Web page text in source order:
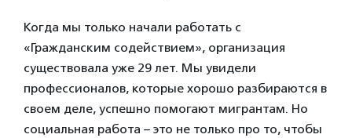
Когда мы только начали работать с
«Гражданским содействием», организация
существовала уже 29 лет. Мы увидели
профессионалов, которые хорошо разбираются в
своем деле, успешно помогают мигрантам. Но
социальная работа – это не только про то, чтобы